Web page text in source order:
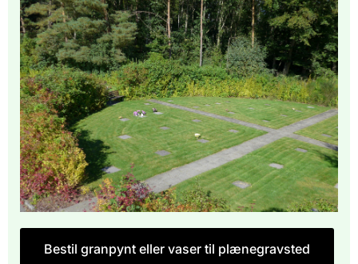
Bestil granpynt eller vaser til plænegravsted